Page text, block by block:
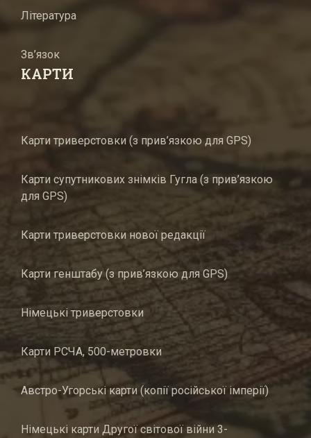
Література
Зв’язок
КАРТИ
Карти триверстовки (з прив’язкою для GPS)
Карти супутникових знімків Гугла (з прив’язкою
для GPS)
Карти триверстовки нової редакції
Карти генштабу (з прив’язкою для GPS)
Німецькі триверстовки
Карти РСЧА, 500-метровки
Австро-Угорські карти (копії російської імперії)
Німецькі карти Другої світової війни 3-